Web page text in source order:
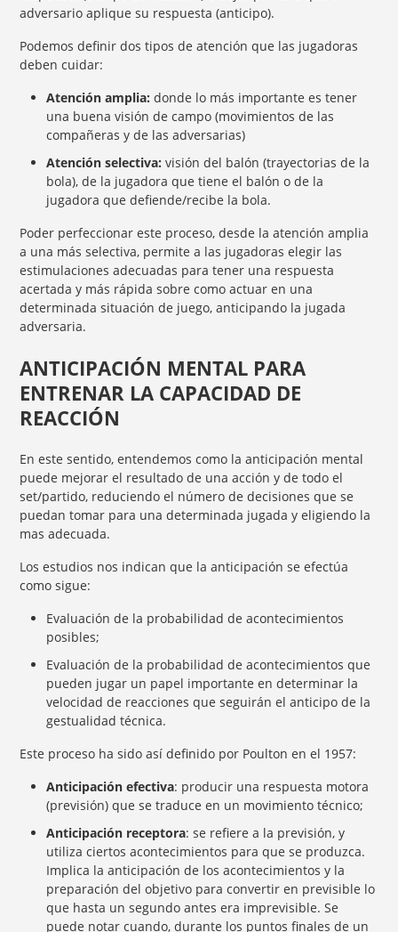
adversario aplique su respuesta (anticipo).
Podemos definir dos tipos de atención que las jugadoras
deben cuidar:
Atención amplia: donde lo más importante es tener
una buena visión de campo (movimientos de las
compañeras y de las adversarias)
Atención selectiva: visión del balón (trayectorias de la
bola), de la jugadora que tiene el balón o de la
jugadora que defiende/recibe la bola.
Poder perfeccionar este proceso, desde la atención amplia
a una más selectiva, permite a las jugadoras elegir las
estimulaciones adecuadas para tener una respuesta
acertada y más rápida sobre como actuar en una
determinada situación de juego, anticipando la jugada
adversaria.
ANTICIPACIÓN MENTAL PARA
ENTRENAR LA CAPACIDAD DE
REACCIÓN
En este sentido, entendemos como la anticipación mental
puede mejorar el resultado de una acción y de todo el
set/partido, reduciendo el número de decisiones que se
puedan tomar para una determinada jugada y eligiendo la
mas adecuada.
Los estudios nos indican que la anticipación se efectúa
como sigue:
Evaluación de la probabilidad de acontecimientos
posibles;
Evaluación de la probabilidad de acontecimientos que
pueden jugar un papel importante en determinar la
velocidad de reacciones que seguirán el anticipo de la
gestualidad técnica.
Este proceso ha sido así definido por Poulton en el 1957:
Anticipación efectiva: producir una respuesta motora
(previsión) que se traduce en un movimiento técnico;
Anticipación receptora: se refiere a la previsión, y
utiliza ciertos acontecimientos para que se produzca.
Implica la anticipación de los acontecimientos y la
preparación del objetivo para convertir en previsible lo
que hasta un segundo antes era imprevisible. Se
puede notar cuando, durante los puntos finales de un